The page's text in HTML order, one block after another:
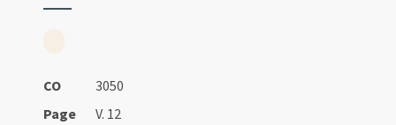
CO
3050
Page
V. 12